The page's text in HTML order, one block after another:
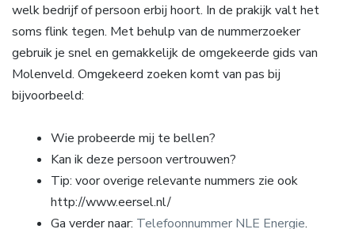
welk bedrijf of persoon erbij hoort. In de prakijk valt het
soms flink tegen. Met behulp van de nummerzoeker
gebruik je snel en gemakkelijk de omgekeerde gids van
Molenveld. Omgekeerd zoeken komt van pas bij
bijvoorbeeld:
Wie probeerde mij te bellen?
Kan ik deze persoon vertrouwen?
Tip: voor overige relevante nummers zie ook
http://www.eersel.nl/
Ga verder naar: Telefoonnummer NLE Energie.